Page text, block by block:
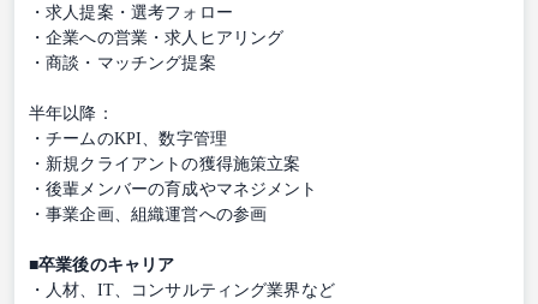
・求人提案・選考フォロー
・企業への営業・求人ヒアリング
・商談・マッチング提案
半年以降：
・チームのKPI、数字管理
・新規クライアントの獲得施策立案
・後輩メンバーの育成やマネジメント
・事業企画、組織運営への参画
■卒業後のキャリア
・人材、IT、コンサルティング業界など